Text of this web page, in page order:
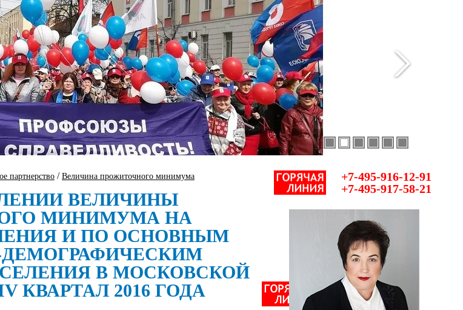
партнерство / Величина прожиточного минимума
ВЕЛИЧИНЫ
МИНИМУМА НА
И ПО ОСНОВНЫМ
В МОСКОВСКОЙ
КВАРТАЛ 2016 ГОДА
+7-495-916-12-91
+7-495-917-58-21